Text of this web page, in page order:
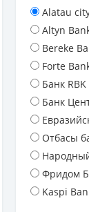
Alatau
Altyn
Bereke
Forte
Банк RBK
Банк
Отбасы
Фридом
Kaspi